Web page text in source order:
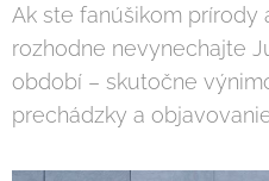
Ak ste fanúšikom prírody
rozhodne nevynechajte
období – skutočne
prechádzky a